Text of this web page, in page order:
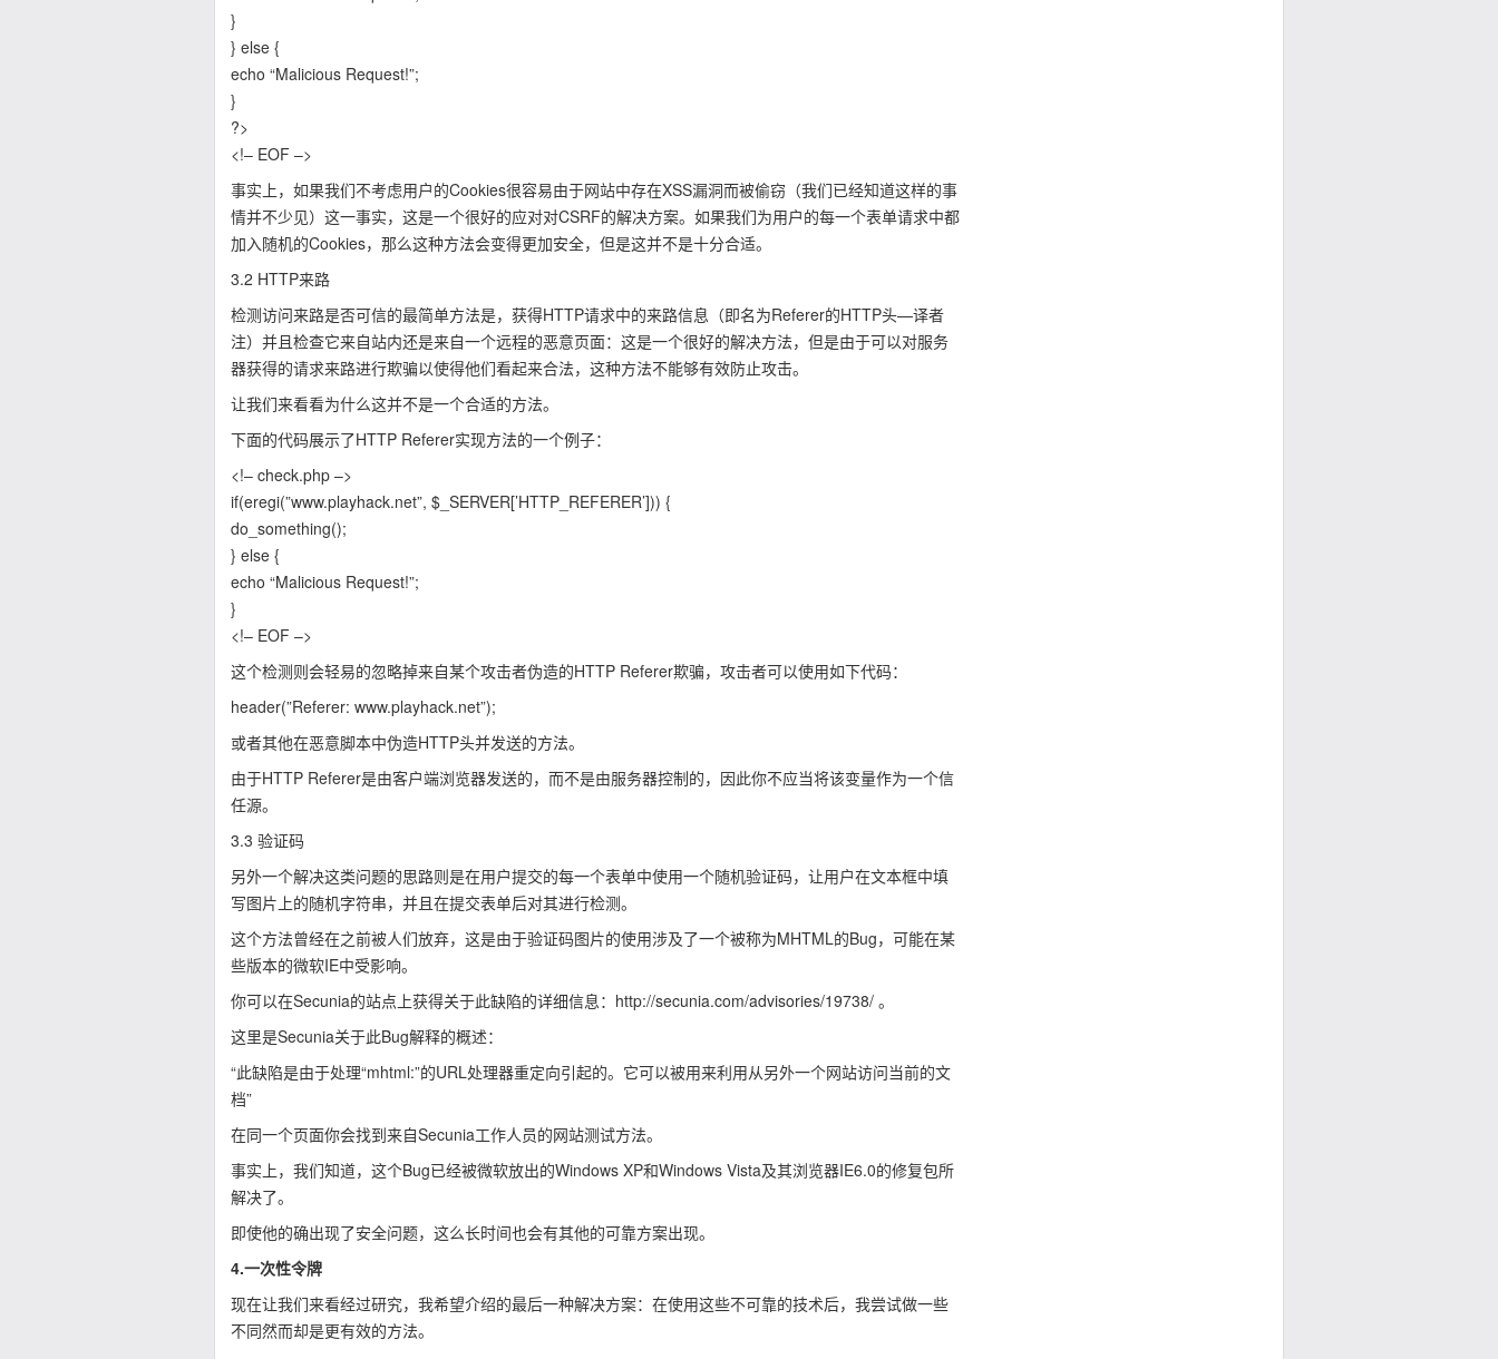
}
} else {
echo “Malicious Request!”;
}
?>
<!– EOF –>
事实上，如果我们不考虑用户的Cookies很容易由于网站中存在XSS漏洞而被偷窃（我们已经知道这样的事
情并不少见）这一事实，这是一个很好的应对对CSRF的解决方案。如果我们为用户的每一个表单请求中都
加入随机的Cookies，那么这种方法会变得更加安全，但是这并不是十分合适。
3.2 HTTP来路
检测访问来路是否可信的最简单方法是，获得HTTP请求中的来路信息（即名为Referer的HTTP头—译者
注）并且检查它来自站内还是来自一个远程的恶意页面：这是一个很好的解决方法，但是由于可以对服务
器获得的请求来路进行欺骗以使得他们看起来合法，这种方法不能够有效防止攻击。
让我们来看看为什么这并不是一个合适的方法。
下面的代码展示了HTTP Referer实现方法的一个例子：
<!– check.php –>
if(eregi(”www.playhack.net”, $_SERVER[’HTTP_REFERER’])) {
do_something();
} else {
echo “Malicious Request!”;
}
<!– EOF –>
这个检测则会轻易的忽略掉来自某个攻击者伪造的HTTP Referer欺骗，攻击者可以使用如下代码：
header(”Referer: www.playhack.net”);
或者其他在恶意脚本中伪造HTTP头并发送的方法。
由于HTTP Referer是由客户端浏览器发送的，而不是由服务器控制的，因此你不应当将该变量作为一个信
任源。
3.3 验证码
另外一个解决这类问题的思路则是在用户提交的每一个表单中使用一个随机验证码，让用户在文本框中填
写图片上的随机字符串，并且在提交表单后对其进行检测。
这个方法曾经在之前被人们放弃，这是由于验证码图片的使用涉及了一个被称为MHTML的Bug，可能在某
些版本的微软IE中受影响。
你可以在Secunia的站点上获得关于此缺陷的详细信息：http://secunia.com/advisories/19738/ 。
这里是Secunia关于此Bug解释的概述：
“此缺陷是由于处理“mhtml:”的URL处理器重定向引起的。它可以被用来利用从另外一个网站访问当前的文
档”
在同一个页面你会找到来自Secunia工作人员的网站测试方法。
事实上，我们知道，这个Bug已经被微软放出的Windows XP和Windows Vista及其浏览器IE6.0的修复包所
解决了。
即使他的确出现了安全问题，这么长时间也会有其他的可靠方案出现。
4.一次性令牌
现在让我们来看经过研究，我希望介绍的最后一种解决方案：在使用这些不可靠的技术后，我尝试做一些
不同然而却是更有效的方法。